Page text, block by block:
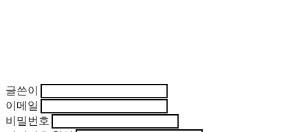
글쓴이
이메일
비밀번호